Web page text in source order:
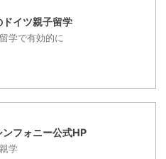
ドイツ親子留学
学で有効的に
ンフォニー公式HP
学